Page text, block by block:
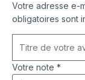
Votre adresse e-
obligatoires sont
Votre note *